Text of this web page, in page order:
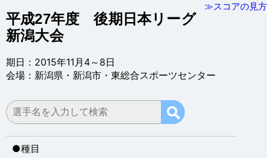
≫スコアの見方
平成27年度 後期日本リーグ
新潟大会
期日：2015年11月4～8日
会場：新潟県・新潟市・東総合スポーツセンター
●種目